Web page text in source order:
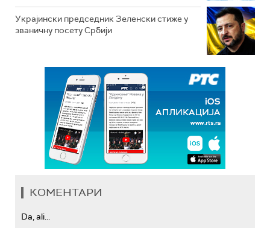
Украјински председник Зеленски стиже у
званичну посету Србији
КОМЕНТАРИ
Da, ali...